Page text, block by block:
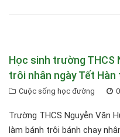
Học sinh trường THCS
trôi nhân ngày Tết Hàn
Cuộc sống học đường
Trường THCS Nguyễn Văn
làm bánh trôi bánh chay